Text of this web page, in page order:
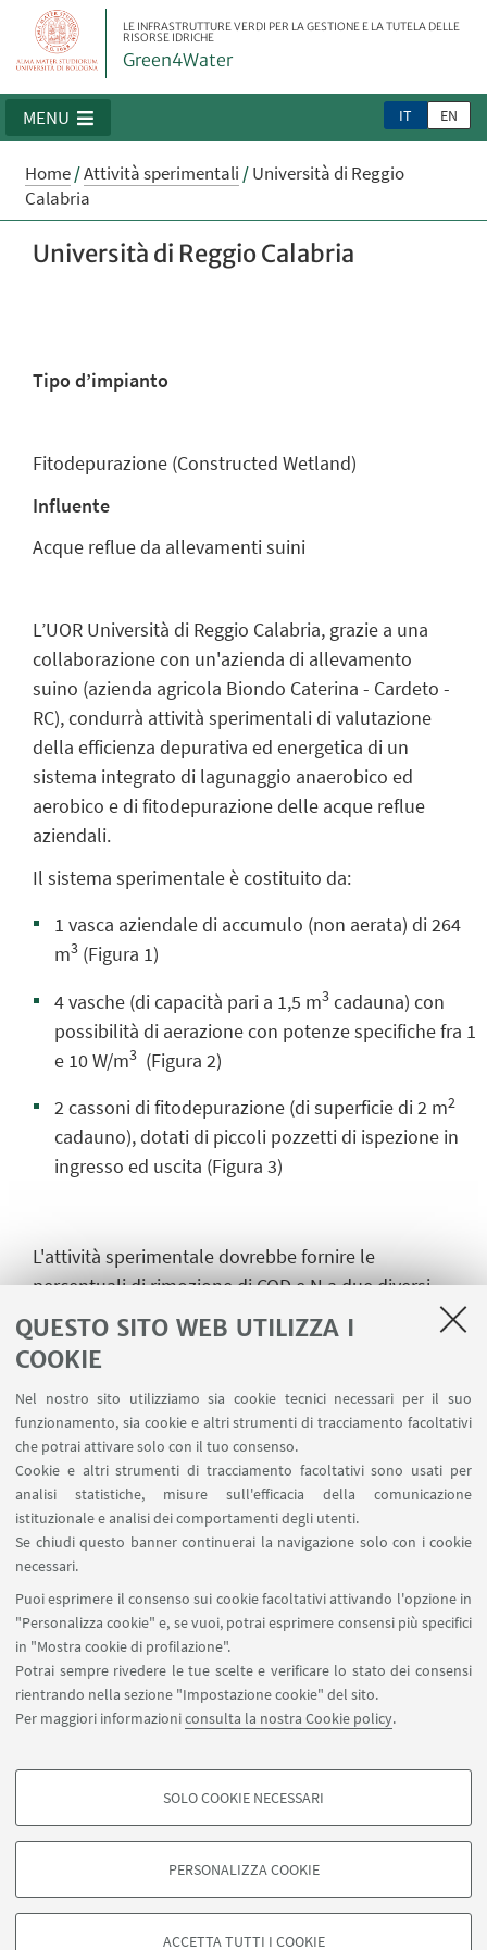
QUESTO SITO WEB UTILIZZA I
COOKIE
Nel nostro sito utilizziamo sia cookie tecnici necessari per il suo
funzionamento, sia cookie e altri strumenti di tracciamento facoltativi
che potrai attivare solo con il tuo consenso.
Cookie e altri strumenti di tracciamento facoltativi sono usati per
analisi statistiche, misure sull'efficacia della comunicazione
istituzionale e analisi dei comportamenti degli utenti.
Se chiudi questo banner continuerai la navigazione solo con i cookie
necessari.
Puoi esprimere il consenso sui cookie facoltativi attivando l'opzione in
"Personalizza cookie" e, se vuoi, potrai esprimere consensi più specifici
in "Mostra cookie di profilazione".
Potrai sempre rivedere le tue scelte e verificare lo stato dei consensi
rientrando nella sezione "Impostazione cookie" del sito.
Per maggiori informazioniconsulta la nostra Cookie policy.
COOKIE DI PROFILAZIONE - FACOLTATIVI
degli utenti, creare profili in base al loro comportamento sul sito, per analisi
di marketing.
SOLO COOKIE NECESSARI
PERSONALIZZA COOKIE
ACCETTA TUTTI I COOKIE
LE INFRASTRUTTURE VERDI PER LA GESTIONE E LA TUTELA DELLE
RISORSE IDRICHE
Green4Water
IT EN
MENU
Home/Attività sperimentali /Università di Reggio
Calabria
Università di Reggio Calabria
Tipo d’impianto
Fitodepurazione (Constructed Wetland)
Influente
Acque reflue da allevamenti suini
L’UOR Università di Reggio Calabria, grazie a una
collaborazione con un'azienda di allevamento
suino (azienda agricola Biondo Caterina - Cardeto -
RC), condurrà attività sperimentali di valutazione
della efficienza depurativa ed energetica di un
sistema integrato di lagunaggio anaerobico ed
aerobico e di fitodepurazione delle acque reflue
aziendali.
Il sistema sperimentale è costituito da:
1 vasca aziendale di accumulo (non aerata) di 264
m3 (Figura 1)
4 vasche (di capacità pari a 1,5 m3 cadauna) con
possibilità di aerazione con potenze specifiche fra 1
e 10 W/m3 (Figura 2)
2 cassoni di fitodepurazione (di superficie di 2 m2
cadauno), dotati di piccoli pozzetti di ispezione in
ingresso ed uscita (Figura 3)
L'attività sperimentale dovrebbe fornire le
percentuali di rimozione di COD e N a due diversi
rapporti di ricircolo dell’influente.
Figura 1 - Vasca di accumulo
©Copyright 2026 - ALMA MATER STUDIORUM - Università di